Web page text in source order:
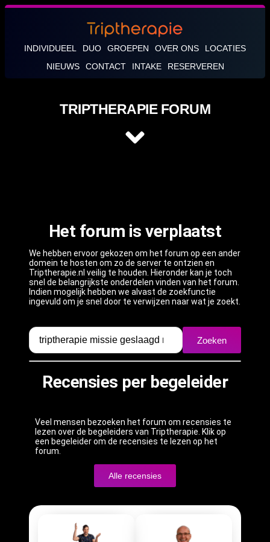
INDIVIDUEEL DUO GROEPEN OVER ONS
LOCATIES
NIEUWS
CONTACT INTAKE RESERVEREN
TRIPTHERAPIE FORUM
Het forum is verplaatst
We hebben ervoor gekozen om het forum op een ander
domein te hosten om zo de server te ontzien en
Triptherapie.nl veilig te houden. Hieronder kan je toch
snel de belangrijkste onderdelen vinden van het forum.
Indien mogelijk hebben we alvast de zoekfunctie
ingevuld om je snel door te verwijzen naar wat je zoekt.
Zoeken
Recensies per begeleider
Veel mensen bezoeken het forum om recensies te
lezen over de begeleiders van Triptherapie. Klik op
een begeleider om de recensies te lezen op het
forum.
Alle recensies